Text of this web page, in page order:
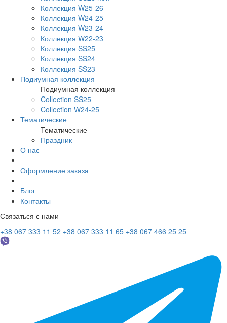
Коллекция W25-26
Коллекция W24-25
Коллекция W23-24
Коллекция W22-23
Коллекция SS25
Коллекция SS24
Коллекция SS23
Подиумная коллекция
Подиумная коллекция
Collection SS25
Collection W24-25
Тематические
Тематические
Праздник
О нас
Оформление заказа
Блог
Контакты
Связаться с нами
+38 067 333 11 52 +38 067 333 11 65 +38 067 466 25 25